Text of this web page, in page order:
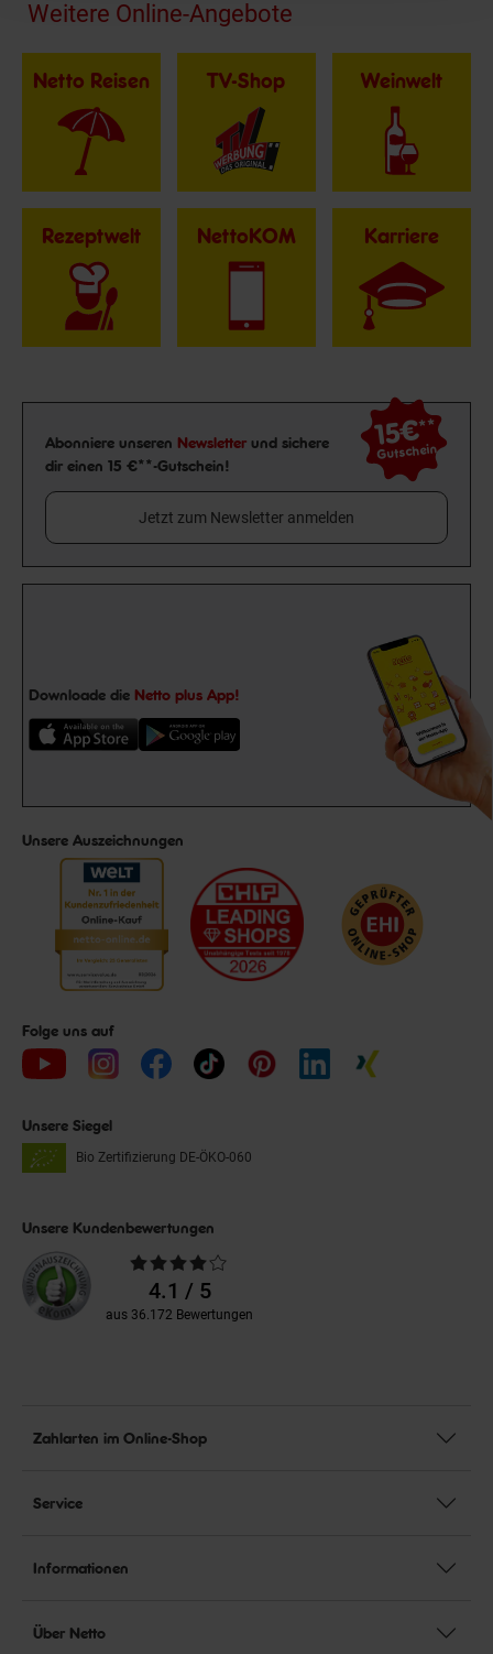
Fußzeile
Weitere Online-Angebote
Netto Reisen TV-Shop Weinwelt
Rezeptwelt NettoKOM Karriere
Newsletter Anmeldung
Abonniere unseren Newsletter und sichere
dir einen 15 €**-Gutschein!
15€**
Gutschein
Jetzt zum Newsletter anmelden
Downloade die Netto plus App!
Unsere Auszeichnungen
Folge uns auf
Unsere Siegel
Bio Zertifizierung DE-ÖKO-060
Unsere Kundenbewertungen
Durchschnittliche
Bewertungen4.1 / 5
aus 36.172 Bewertungen
Zahlarten im Online-Shop
Service
Informationen
Über Netto